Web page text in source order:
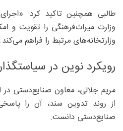
طالبی همچنین تاکید کرد:
وزارت میراث‌فرهنگی را تقویت و
وزارتخانه‌های مرتبط را فراهم
رویکرد نوین در
مریم جلالی، معاون صنایع‌دستی در
از روند تدوین سند، آن را
صنایع‌دستی دانست.